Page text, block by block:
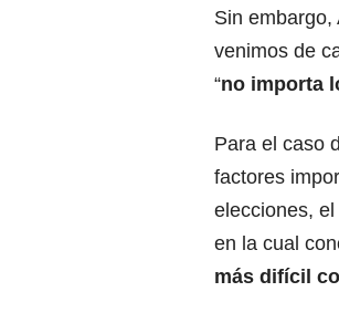
Sin
venimos de
“no importa
Para el caso
factores
elecciones,
en la cual
más difícil